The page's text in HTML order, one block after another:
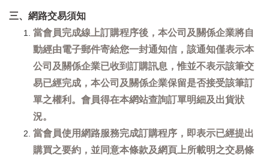
三、網路交易須知
當會員完成線上訂購程序後，本公司及關係企業將自
動經由電子郵件寄給您一封通知信，該通知僅表示本
公司及關係企業已收到訂購訊息，惟並不表示該筆交
易已經完成，本公司及關係企業保留是否接受該筆訂
單之權利。會員得在本網站查詢訂單明細及出貨狀
況。
當會員使用網路服務完成訂購程序，即表示已經提出
購買之要約，並同意本條款及網頁上所載明之交易條